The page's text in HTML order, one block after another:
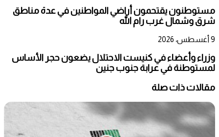
مستوطنون يقتحمون أراضي المواطنين في عدة مناطق
شرق وشمال غرب رام الله
9 أغسطس، 2026
وزراء وأعضاء في كنيست الاحتلال يضعون حجر الأساس
لمستوطنة في عرابة جنوب جنين
مقالات ذات صلة